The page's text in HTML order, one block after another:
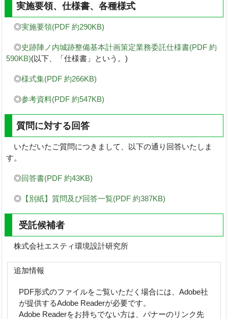
実施要領、仕様書、各種様式
◎実施要領(PDF 約290KB)
◎史跡陣ノ内城跡整備基本計画策定業務委託仕様書(PDF 約
590KB)(以下、「仕様書」という。)
◎様式集(PDF 約266KB)
◎参考資料(PDF 約547KB)
質問に対する回答
いただいたご質問につきまして、以下の通り回答いたしま
す。
◎回答書(PDF 約43KB)
◎ 【別紙】質問及び回答一覧(PDF 約387KB)
受託候補者
株式会社エスティ環境設計研究所
追加情報
PDF形式のファイルをご覧いただく場合には、Adobe社
が提供するAdobe Readerが必要です。
Adobe Readerをお持ちでない方は、バナーのリンク先